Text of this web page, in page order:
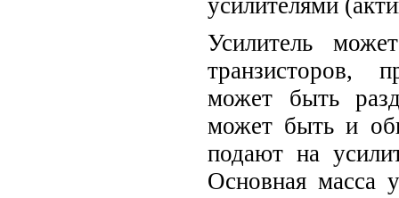
усилителями
Усилитель
транзисторов,
может быть
может быть и
подают на
Основная масса